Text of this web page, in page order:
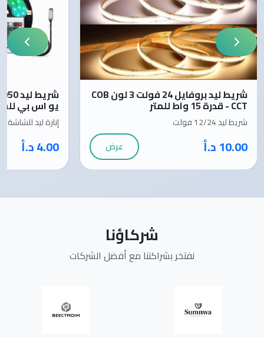
شريط ليد بروفايل 24 فولت 3 لون COB
- CCT قدرة 15 واط للمتر
شريط ليد 12/24 فولت
10.00 د.أ عرض
يو اس بي
إنارة ليد للشاشة
4.00 د.أ
شركاؤنا
نفتخر بشراكتنا مع أفضل الشركات